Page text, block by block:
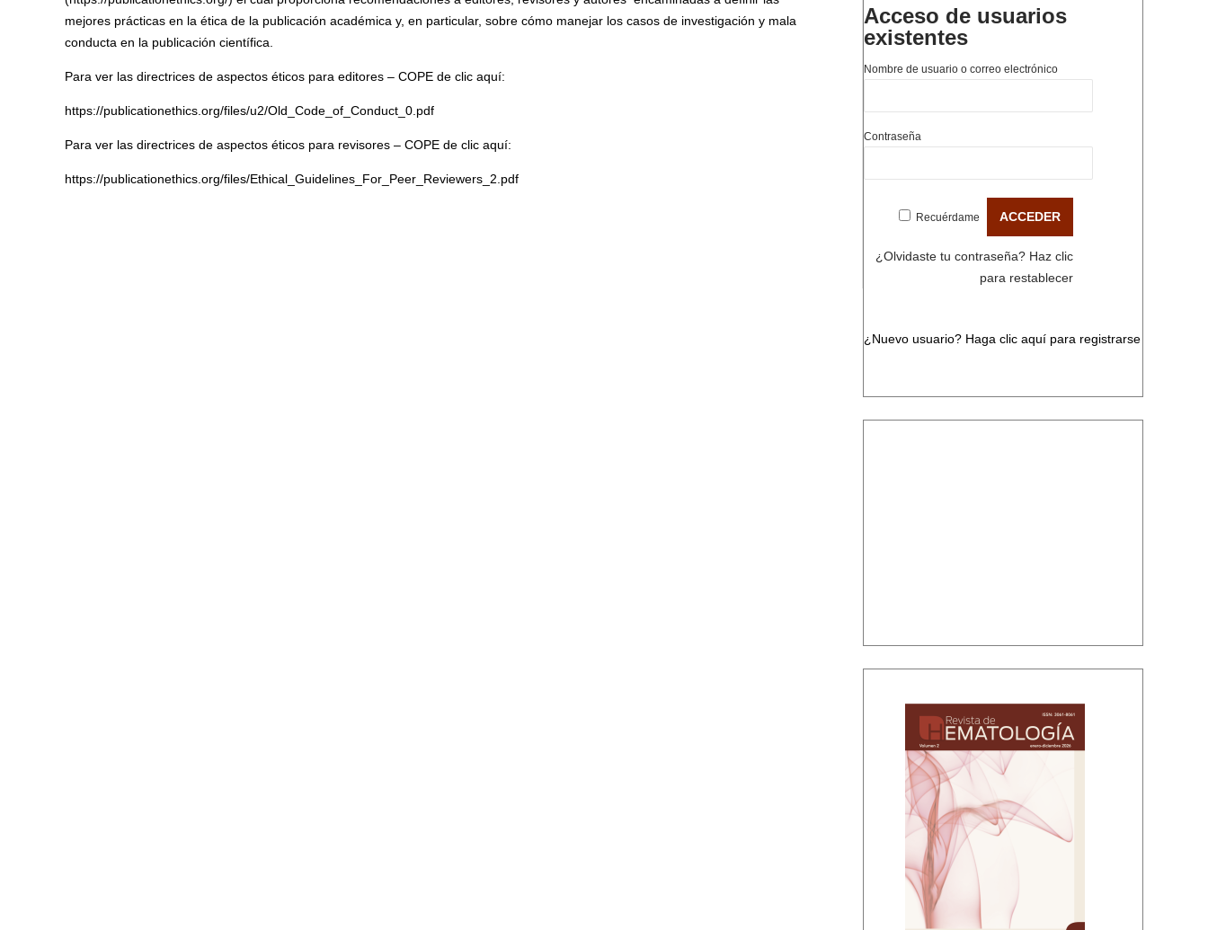
mejores prácticas en la ética de la publicación académica y, en particular, sobre cómo manejar los casos de investigación y mala
conducta en la publicación científica.
Para ver las directrices de aspectos éticos para editores – COPE de clic aquí:
https://publicationethics.org/files/u2/Old_Code_of_Conduct_0.pdf
Para ver las directrices de aspectos éticos para revisores – COPE de clic aquí:
https://publicationethics.org/files/Ethical_Guidelines_For_Peer_Reviewers_2.pdf
Acceso de usuarios
existentes
Nombre de usuario o correo electrónico
Contraseña
Recuérdame
¿Olvidaste tu contraseña? Haz clic
para restablecer
¿Nuevo usuario? Haga clic aquí para registrarse